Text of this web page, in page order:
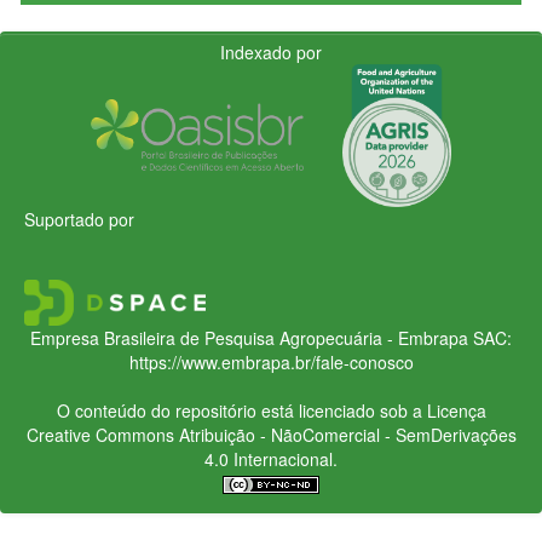
Indexado por
Suportado por
Empresa Brasileira de Pesquisa Agropecuária - Embrapa SAC:
https://www.embrapa.br/fale-conosco
O conteúdo do repositório está licenciado sob a Licença
Creative CommonsAtribuição - NãoComercial - SemDerivações
4.0 Internacional.